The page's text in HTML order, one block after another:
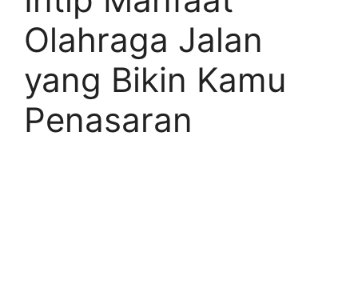
Olahraga Jalan
yang Bikin Kamu
Penasaran